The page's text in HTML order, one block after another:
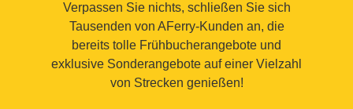
Verpassen Sie nichts, schließen Sie sich
Tausenden von AFerry-Kunden an, die
bereits tolle Frühbucherangebote und
exklusive Sonderangebote auf einer Vielzahl
von Strecken genießen!